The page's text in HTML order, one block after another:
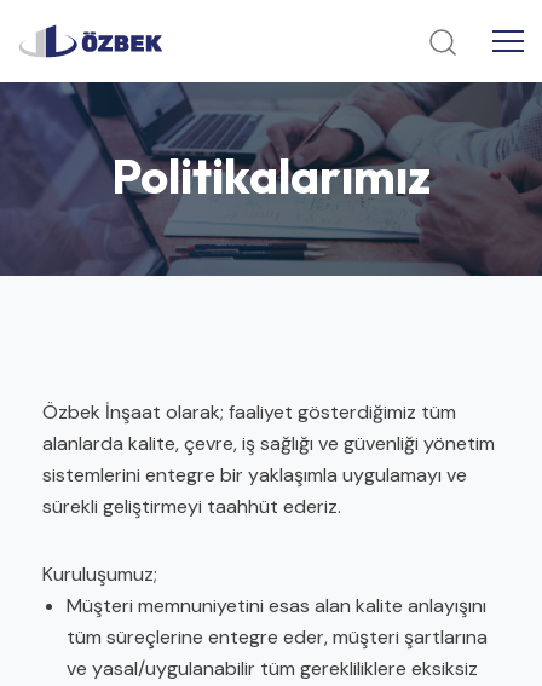
Politikalarımız
Özbek İnşaat olarak; faaliyet gösterdiğimiz tüm
alanlarda kalite, çevre, iş sağlığı ve güvenliği yönetim
sistemlerini entegre bir yaklaşımla uygulamayı ve
sürekli geliştirmeyi taahhüt ederiz.
Kuruluşumuz;
Müşteri memnuniyetini esas alan kalite anlayışını
tüm süreçlerine entegre eder, müşteri şartlarına
ve yasal/uygulanabilir tüm gerekliliklere eksiksiz